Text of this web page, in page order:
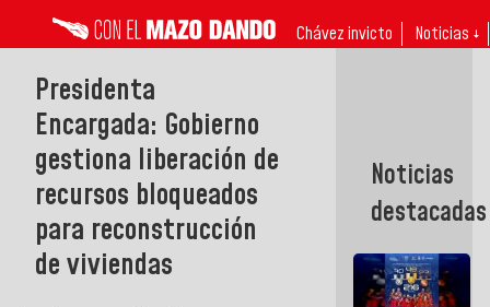
Chávez invicto Noticias ↓
Presidenta
Encargada: Gobierno
gestiona liberación de
recursos bloqueados
para reconstrucción
de viviendas
Noticias
destacadas